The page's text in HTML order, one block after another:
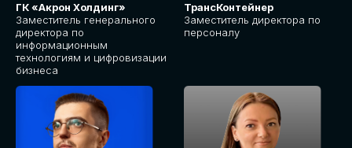
ГК «Акрон Холдинг»
Заместитель генерального
директора по
информационным
технологиям и цифровизации
бизнеса
ТрансКонтейнер
Заместитель директора по
персоналу